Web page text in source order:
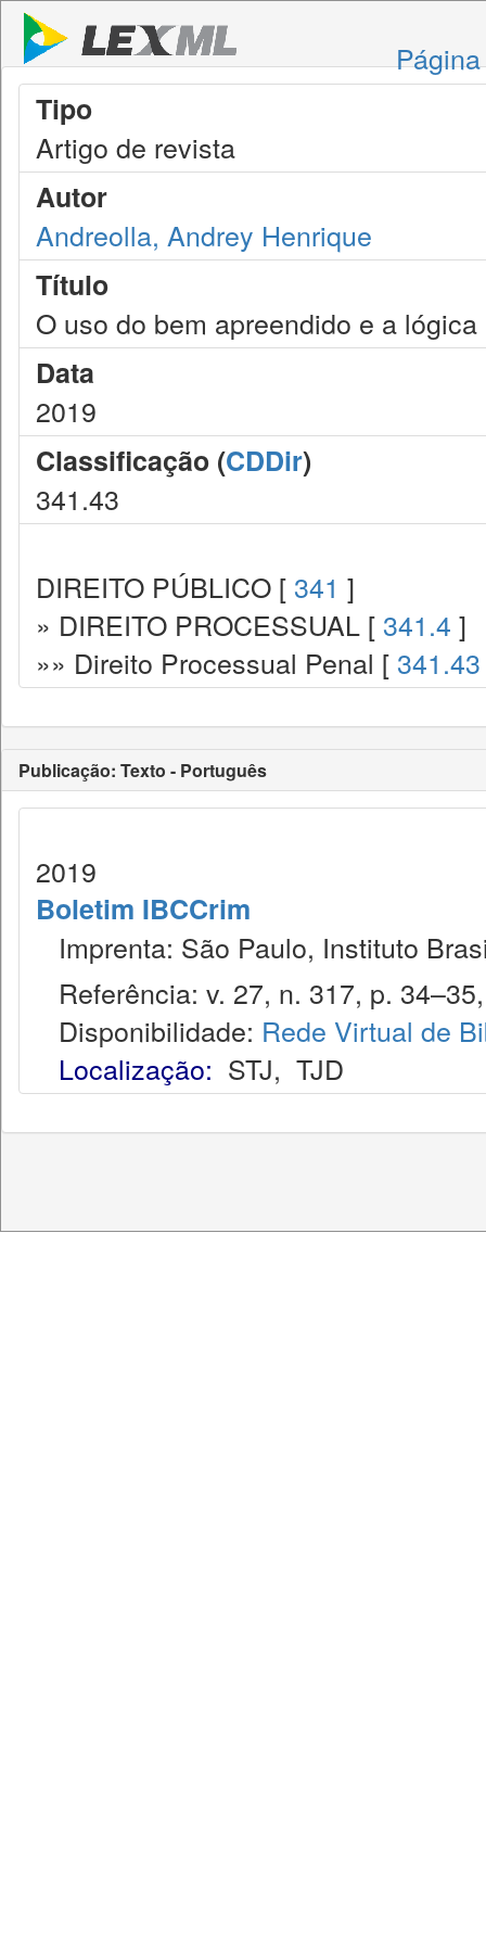
Tipo
Artigo de revista
Autor
Andreolla, Andrey Henrique
Título
O uso do bem apreendido e a
Data
2019
Classificação (CDDir)
341.43
DIREITO PÚBLICO [ 341 ]
» DIREITO PROCESSUAL [ 341.4 ]
»» Direito Processual Penal [ 341.43
Publicação: Texto - Português
2019
Boletim IBCCrim
Imprenta: São Paulo, Instituto
Referência: v. 27, n. 317, p.
Disponibilidade: Rede Virtual de
Localização: STJ, TJD